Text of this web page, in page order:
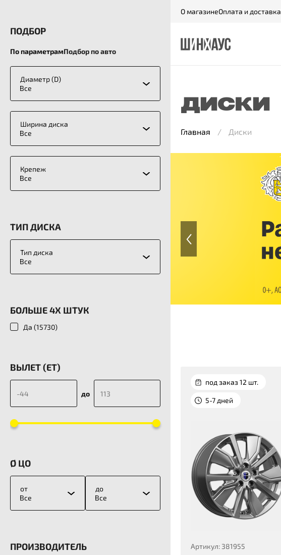
О магазинеОплата и доставка
ДИСКИ
Главная Диски
ПОДБОР
По параметрамПодбор по авто
Все
Диаметр (D)
Все
Ширина диска
Все
Крепеж
ТИП ДИСКА
Все
Тип диска
БОЛЬШЕ 4Х ШТУК
Да (15730)
ВЫЛЕТ (ET)
до
Ø ЦО
Все
от
Все
до
ПРОИЗВОДИТЕЛЬ
под заказ 12 шт.
5-7 дней
Артикул: 381955